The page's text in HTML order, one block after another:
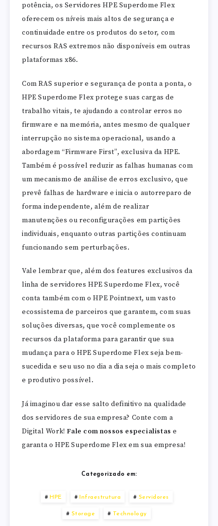
potência, os Servidores HPE Superdome Flex
oferecem os níveis mais altos de segurança e
continuidade entre os produtos do setor, com
recursos RAS extremos não disponíveis em outras
plataformas x86.
Com RAS superior e segurança de ponta a ponta, o
HPE Superdome Flex protege suas cargas de
trabalho vitais, te ajudando a controlar erros no
firmware e na memória, antes mesmo de qualquer
interrupção no sistema operacional, usando a
abordagem “Firmware First”, exclusiva da HPE.
Também é possível reduzir as falhas humanas com
um mecanismo de análise de erros exclusivo, que
prevê falhas de hardware e inicia o autorreparo de
forma independente, além de realizar
manutenções ou reconfigurações em partições
individuais, enquanto outras partições continuam
funcionando sem perturbações.
Vale lembrar que, além dos features exclusivos da
linha de servidores HPE Superdome Flex, você
conta também com o HPE Pointnext, um vasto
ecossistema de parceiros que garantem, com suas
soluções diversas, que você complemente os
recursos da plataforma para garantir que sua
mudança para o HPE Superdome Flex seja bem-
sucedida e seu uso no dia a dia seja o mais completo
e produtivo possível.
Já imaginou dar esse salto definitivo na qualidade
dos servidores de sua empresa? Conte com a
Digital Work!Fale com nossos especialistas e
garanta o HPE Superdome Flex em sua empresa!
Categorizado em:
HPE Infraestrutura Servidores
Storage Technology